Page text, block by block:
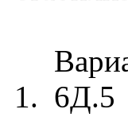
1. 6Д.5